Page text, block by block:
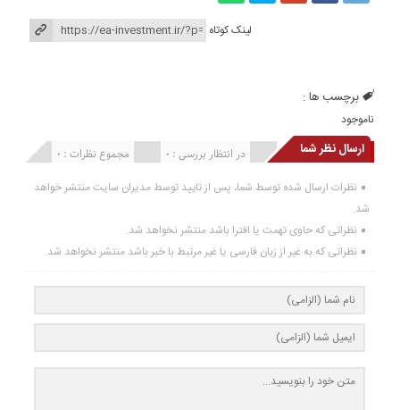
لینک کوتاه
برچسب ها :
ناموجود
ارسال نظر شما مجموع نظرات : 0 در انتظار بررسی : 0 انتشار یافته : 0
نظرات ارسال شده توسط شما، پس از تایید توسط مدیران سایت منتشر خواهد
شد.
نظراتی که حاوی تهمت یا افترا باشد منتشر نخواهد شد.
نظراتی که به غیر از زبان فارسی یا غیر مرتبط با خبر باشد منتشر نخواهد شد.